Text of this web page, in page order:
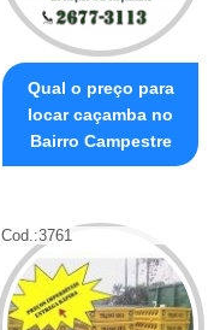
Qual o preço para
locar caçamba no
Bairro Campestre
Cod.:3761